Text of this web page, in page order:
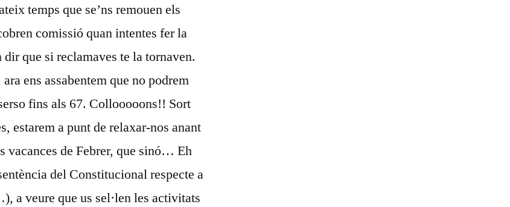
temps que se’ns remouen els
comissió quan intentes fer la
que si reclamaves te la tornaven.
ens assabentem que no podrem
fins als 67. Collooooons!! Sort
estarem a punt de relaxar-nos anant
vacances de Febrer, que sinó… Eh
del Constitucional respecte a
a veure que us sel·len les activitats